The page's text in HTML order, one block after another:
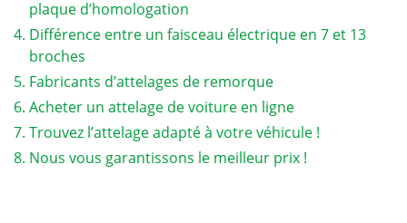
plaque d’homologation
Différence entre un faisceau électrique en 7 et 13
broches
Fabricants d’attelages de remorque
Acheter un attelage de voiture en ligne
Trouvez l’attelage adapté à votre véhicule !
Nous vous garantissons le meilleur prix !